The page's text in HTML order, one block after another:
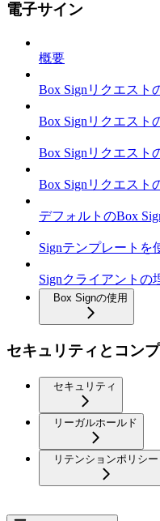
電子サイン
概要
Box Signリクエスト
Box Signリクエスト
Box Signリクエスト
Box Signリクエスト
デフォルトのBox
Signテンプレートを
Signクライアントの
Box Signの使用
セキュリティとコン
セキュリティ
リーガルホールド
リテンションポリシー